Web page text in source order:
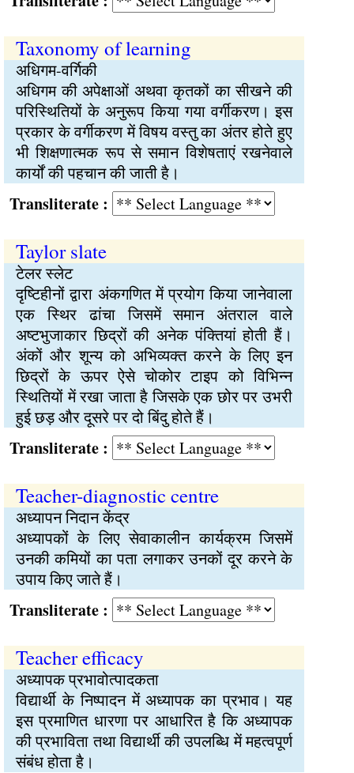
Taxonomy of learning
अधिगम-वर्गिकी
अधिगम की अपेक्षाओं अथवा कृतकों का सीखने की
परिस्थितियों के अनुरूप किया गया वर्गीकरण। इस
प्रकार के वर्गीकरण में विषय वस्तु का अंतर होते हुए
भी शिक्षणात्मक रूप से समान विशेषताएं रखनेवाले
कार्यों की पहचान की जाती है।
:
Taylor slate
टेलर स्लेट
दृष्टिहीनों द्वारा अंकगणित में प्रयोग किया जानेवाला
एक स्थिर ढांचा जिसमें समान अंतराल वाले
अष्टभुजाकार छिद्रों की अनेक पंक्तियां होती हैं।
अंकों और शून्य को अभिव्यक्त करने के लिए इन
छिद्रों के ऊपर ऐसे चोकोर टाइप को विभिन्न
स्थितियों में रखा जाता है जिसके एक छोर पर उभरी
हुई छड़ और दूसरे पर दो बिंदु होते हैं।
:
Teacher-diagnostic centre
अध्यापन निदान केंद्र
अध्यापकों के लिए सेवाकालीन कार्यक्रम जिसमें
उनकी कमियों का पता लगाकर उनकों दूर करने के
उपाय किए जाते हैं।
:
Teacher efficacy
अध्यापक प्रभावोत्पादकता
विद्यार्थी के निष्पादन में अध्यापक का प्रभाव। यह
इस प्रमाणित धारणा पर आधारित है कि अध्यापक
की प्रभाविता तथा विद्यार्थी की उपलब्धि में महत्वपूर्ण
संबंध होता है।